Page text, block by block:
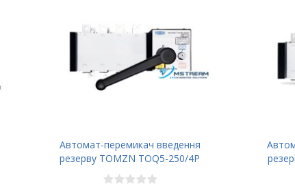
Автомат-перемикач введення
резерву TOMZN TOQ5-250/4P
250А